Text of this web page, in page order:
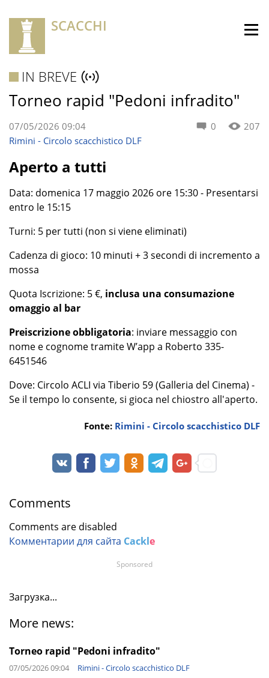
SCACCHI
IN BREVE
Torneo rapid "Pedoni infradito"
0 207
07/05/2026 09:04
Rimini - Circolo scacchistico DLF
Aperto a tutti
Data: domenica 17 maggio 2026 ore 15:30 - Presentarsi
entro le 15:15
Turni: 5 per tutti (non si viene eliminati)
Cadenza di gioco: 10 minuti + 3 secondi di incremento a
mossa
Quota Iscrizione: 5 €, inclusa una consumazione
omaggio al bar
Preiscrizione obbligatoria: inviare messaggio con
nome e cognome tramite W’app a Roberto 335-
6451546
Dove: Circolo ACLI via Tiberio 59 (Galleria del Cinema) -
Se il tempo lo consente, si gioca nel chiostro all'aperto.
Fonte: Rimini - Circolo scacchistico DLF
Comments
Comments are disabled
Комментарии для сайта Cackle
Загрузка...
More news:
Torneo rapid "Pedoni infradito"
07/05/2026 09:04 Rimini - Circolo scacchistico DLF
Sponsored